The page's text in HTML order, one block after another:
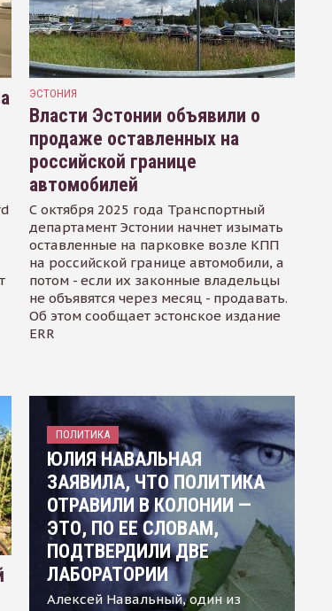
ЭСТОНИЯ
Власти Эстонии объявили о
продаже оставленных на
российской границе
автомобилей
С октября 2025 года Транспортный
департамент Эстонии начнет изымать
оставленные на парковке возле КПП
на российской границе автомобили, а
потом - если их законные владельцы
не объявятся через месяц - продавать.
Об этом сообщает эстонское издание
ERR
ПОЛИТИКА
ЮЛИЯ НАВАЛЬНАЯ
ЗАЯВИЛА, ЧТО ПОЛИТИКА
ОТРАВИЛИ В КОЛОНИИ —
ЭТО, ПО ЕЕ СЛОВАМ,
ПОДТВЕРДИЛИ ДВЕ
ЛАБОРАТОРИИ
Алексей Навальный, один из